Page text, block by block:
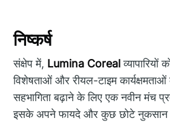
निष्कर्ष
संक्षेप में, Lumina Coreal
विशेषताओं और रीयल-टाइम
सहभागिता बढ़ाने के लिए एक नवीन मंच
इसके अपने फायदे और कुछ छोटे नुकसान